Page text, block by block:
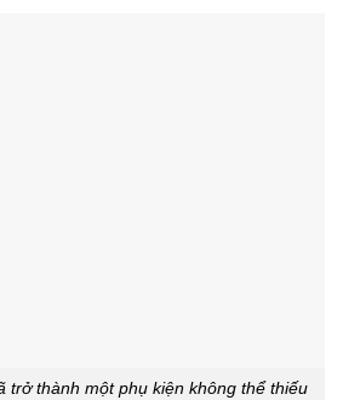
trở thành một phụ kiện không thể thiếu